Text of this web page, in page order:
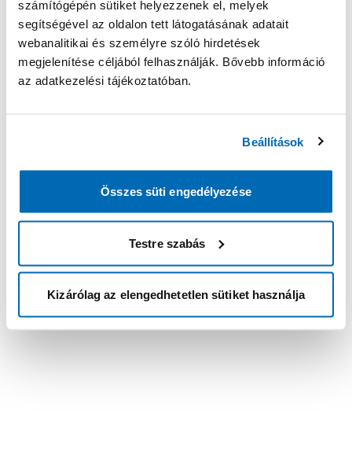
számítógépén sütiket helyezzenek el, melyek
segítségével az oldalon tett látogatásának adatait
webanalitikai és személyre szóló hirdetések
megjelenítése céljából felhasználják. Bővebb információ
az adatkezelési tájékoztatóban.
Beállítások
Összes süti engedélyezése
Testre szabás
Kizárólag az elengedhetetlen sütiket használja